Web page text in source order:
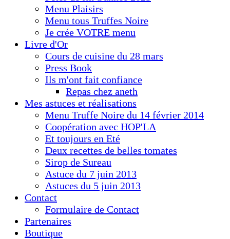
Menu Plaisirs
Menu tous Truffes Noire
Je crée VOTRE menu
Livre d'Or
Cours de cuisine du 28 mars
Press Book
Ils m'ont fait confiance
Repas chez aneth
Mes astuces et réalisations
Menu Truffe Noire du 14 février 2014
Coopération avec HOP'LA
Et toujours en Eté
Deux recettes de belles tomates
Sirop de Sureau
Astuce du 7 juin 2013
Astuces du 5 juin 2013
Contact
Formulaire de Contact
Partenaires
Boutique